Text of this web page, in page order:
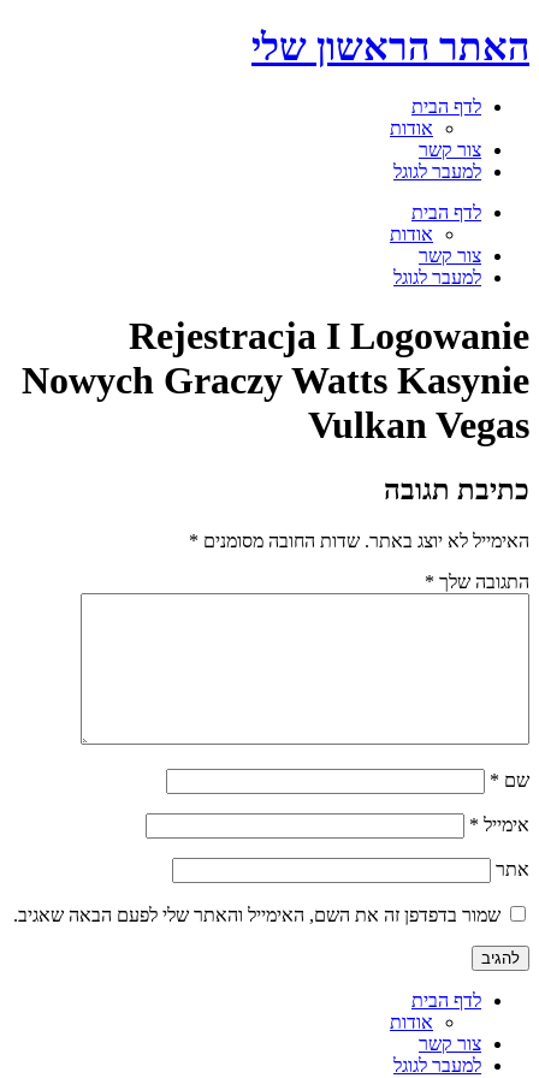
דלג
לתוכן
האתר הראשון שלי
לדף הבית
אודות
צור קשר
למעבר לגוגל
תפריט לדף הבית
אודות
צור קשר
למעבר לגוגל
Rejestracja I Logowanie
Nowych Graczy Watts Kasynie
Vulkan Vegas
כתיבת תגובה
האימייל לא יוצג באתר. שדות החובה מסומנים *
התגובה שלך *
שם *
אימייל *
אתר
שמור בדפדפן זה את השם, האימייל והאתר שלי לפעם הבאה שאגיב.
לדף הבית
אודות
צור קשר
למעבר לגוגל